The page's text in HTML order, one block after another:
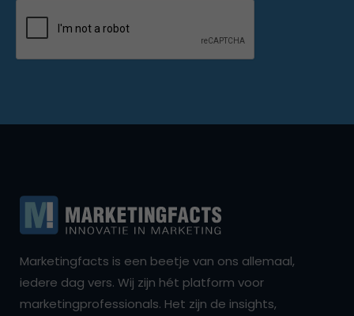
Marketingfacts is een beetje van ons allemaal,
iedere dag vers. Wij zijn hét platform voor
marketingprofessionals. Het zijn de insights,